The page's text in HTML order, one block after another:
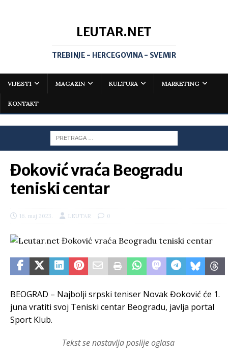
LEUTAR.NET
TREBINJE - HERCEGOVINA - SVEMIR
VIJESTI MAGAZIN KULTURA MARKETING
KONTAKT
Đoković vraća Beogradu
teniski centar
16. maj 2023. LEUTAR 0
BEOGRAD – Najbolji srpski teniser Novak Đoković će 1.
juna vratiti svoj Teniski centar Beogradu, javlja portal
Sport Klub.
Tekst se nastavlja poslije oglasa